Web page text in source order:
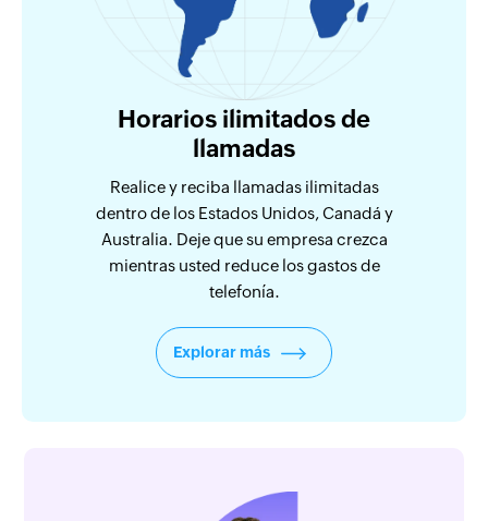
Horarios ilimitados de
llamadas
Realice y reciba llamadas ilimitadas
dentro de los Estados Unidos, Canadá y
Australia. Deje que su empresa crezca
mientras usted reduce los gastos de
telefonía.
Explorar más